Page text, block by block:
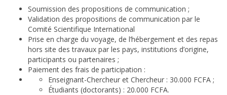
Soumission des propositions de communication ;
Validation des propositions de communication par le
Comité Scientifique International
Prise en charge du voyage, de l’hébergement et des repas
hors site des travaux par les pays, institutions d’origine,
participants ou partenaires ;
Paiement des frais de participation :
Enseignant-Chercheur et Chercheur : 30.000 FCFA ;
Étudiants (doctorants) : 20.000 FCFA.